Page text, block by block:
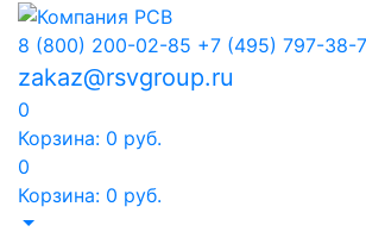
8 (800) 200-02-85 +7 (495) 797-38-
zakaz@rsvgroup.ru
0
Корзина: 0 руб.
0
Корзина: 0 руб.